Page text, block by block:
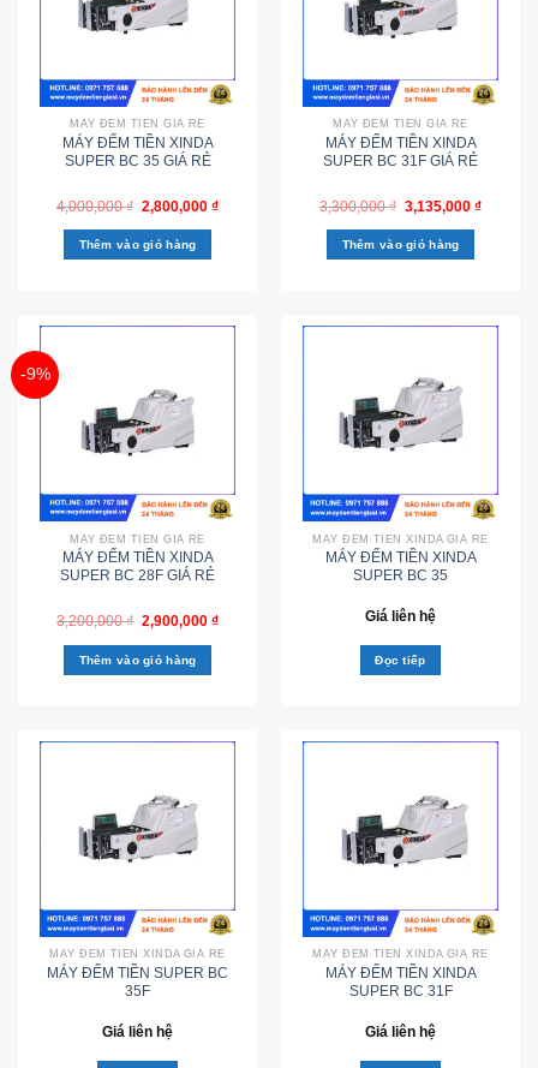
MÁY ĐẾM TIỀN GIÁ RẺ
MÁY ĐẾM TIỀN XINDA
SUPER BC 35 GIÁ RẺ
4,000,000₫ 2,800,000 ₫
Thêm vào giỏ hàng
MÁY ĐẾM TIỀN GIÁ RẺ
MÁY ĐẾM TIỀN XINDA
SUPER BC 31F GIÁ RẺ
3,300,000₫ 3,135,000 ₫
Thêm vào giỏ hàng
-9%
MÁY ĐẾM TIỀN GIÁ RẺ
MÁY ĐẾM TIỀN XINDA
SUPER BC 28F GIÁ RẺ
3,200,000₫ 2,900,000 ₫
Thêm vào giỏ hàng
MÁY ĐẾM TIỀN XINDA GIÁ RẺ
MÁY ĐẾM TIỀN XINDA
SUPER BC 35
Giá liên hệ
Đọc tiếp
MÁY ĐẾM TIỀN XINDA GIÁ RẺ
MÁY ĐẾM TIỀN SUPER BC
35F
Giá liên hệ
MÁY ĐẾM TIỀN XINDA GIÁ RẺ
MÁY ĐẾM TIỀN XINDA
SUPER BC 31F
Giá liên hệ